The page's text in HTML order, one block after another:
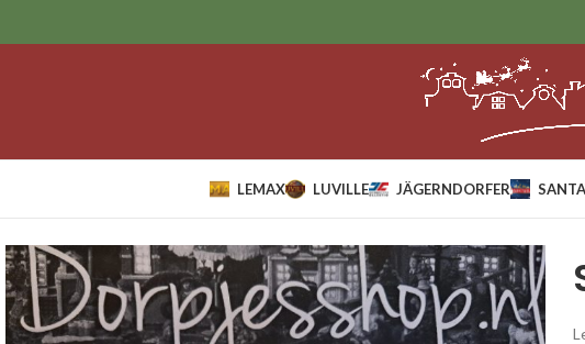
LEMAX LUVILLE JÄGERNDORFER